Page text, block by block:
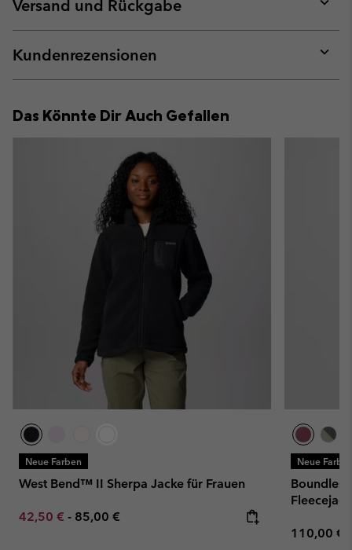
Versand und Rückgabe
or
Kundenrezensionen
or
Das Könnte Dir Auch Gefallen
Neue Farben
West Bend™ II Sherpa Jacke für Frauen
Minimum sale price:
42,50 € - Maximum price:
85,00 €
Neue
Regular
110,00 €